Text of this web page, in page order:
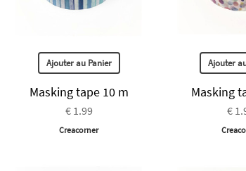
Ajouter au Panier
Masking tape 10 m
€ 1.99
Creacorner
Ajouter
Masking
€